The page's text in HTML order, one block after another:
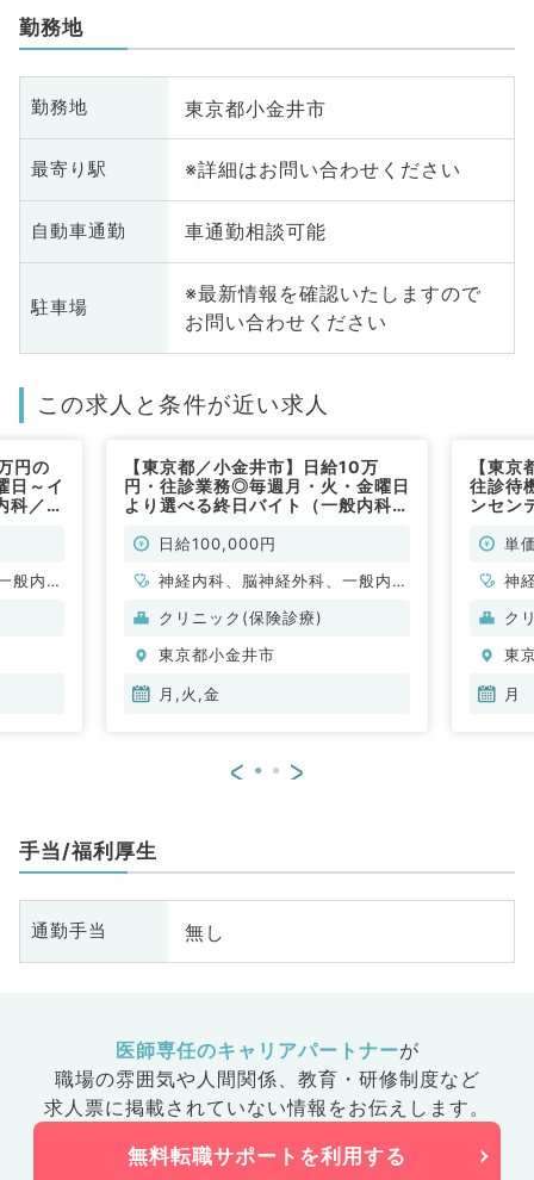
勤務地
勤務地 東京都小金井市
最寄り駅 ※詳細はお問い合わせください
自動車通勤 車通勤相談可能
駐車場
※最新情報を確認いたしますので
お問い合わせください
この求人と条件が近い求人
円の
日～イ
科／非
般内
【東京都／小金井市】日給10万
円・往診業務◎毎週月・火・金曜日
より選べる終日バイト（一般内科／
日給100,000円
神経内科、脳神経外科、一般内
科、老年内科、外科系全般、一般
クリニック(保険診療)
東京都小金井市
月,火,金
【東
往診待
ンセン
単
神
科
臓
一
ク
東
月
< >
手当/福利厚生
通勤手当 無し
医師専任のキャリアパートナーが
職場の雰囲気や人間関係、 教育・研修制度など
求人票に掲載されていない情報をお伝えします。
無料転職サポートを利用する